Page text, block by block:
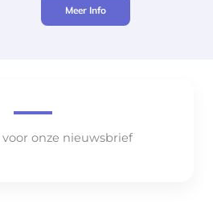
Meer Info
onze nieuwsbrief